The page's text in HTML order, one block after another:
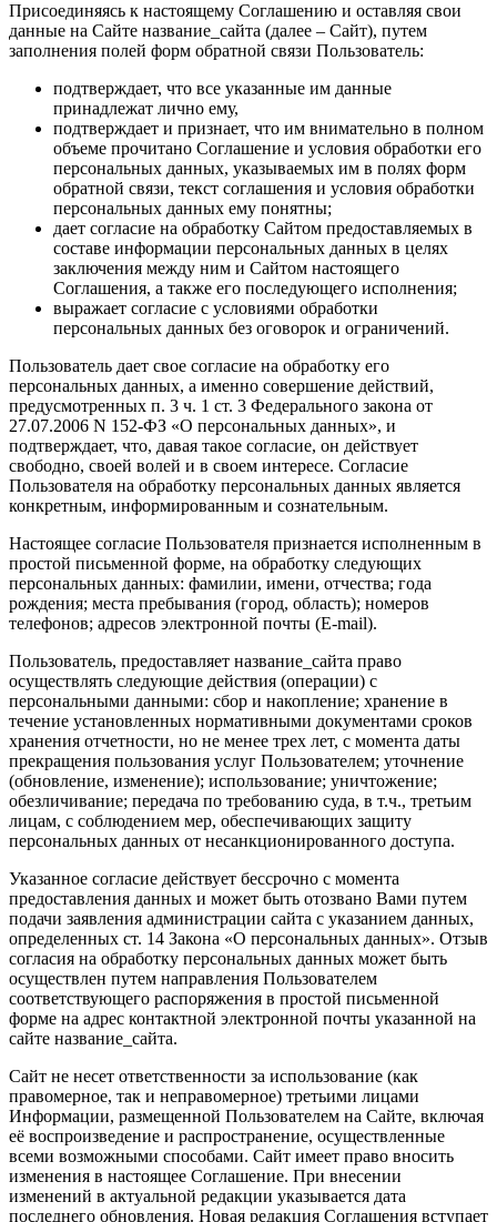
Присоединяясь к настоящему Соглашению и оставляя свои
данные на Сайте название_сайта (далее – Сайт), путем
заполнения полей форм обратной связи Пользователь:
подтверждает, что все указанные им данные
принадлежат лично ему,
подтверждает и признает, что им внимательно в полном
объеме прочитано Соглашение и условия обработки его
персональных данных, указываемых им в полях форм
обратной связи, текст соглашения и условия обработки
персональных данных ему понятны;
дает согласие на обработку Сайтом предоставляемых в
составе информации персональных данных в целях
заключения между ним и Сайтом настоящего
Соглашения, а также его последующего исполнения;
выражает согласие с условиями обработки
персональных данных без оговорок и ограничений.
Пользователь дает свое согласие на обработку его
персональных данных, а именно совершение действий,
предусмотренных п. 3 ч. 1 ст. 3 Федерального закона от
27.07.2006 N 152-ФЗ «О персональных данных», и
подтверждает, что, давая такое согласие, он действует
свободно, своей волей и в своем интересе. Согласие
Пользователя на обработку персональных данных является
конкретным, информированным и сознательным.
Настоящее согласие Пользователя признается исполненным в
простой письменной форме, на обработку следующих
персональных данных: фамилии, имени, отчества; года
рождения; места пребывания (город, область); номеров
телефонов; адресов электронной почты (E-mail).
Пользователь, предоставляет название_сайта право
осуществлять следующие действия (операции) с
персональными данными: сбор и накопление; хранение в
течение установленных нормативными документами сроков
хранения отчетности, но не менее трех лет, с момента даты
прекращения пользования услуг Пользователем; уточнение
(обновление, изменение); использование; уничтожение;
обезличивание; передача по требованию суда, в т.ч., третьим
лицам, с соблюдением мер, обеспечивающих защиту
персональных данных от несанкционированного доступа.
Указанное согласие действует бессрочно с момента
предоставления данных и может быть отозвано Вами путем
подачи заявления администрации сайта с указанием данных,
определенных ст. 14 Закона «О персональных данных». Отзыв
согласия на обработку персональных данных может быть
осуществлен путем направления Пользователем
соответствующего распоряжения в простой письменной
форме на адрес контактной электронной почты указанной на
сайте название_сайта.
Сайт не несет ответственности за использование (как
правомерное, так и неправомерное) третьими лицами
Информации, размещенной Пользователем на Сайте, включая
её воспроизведение и распространение, осуществленные
всеми возможными способами. Сайт имеет право вносить
изменения в настоящее Соглашение. При внесении
изменений в актуальной редакции указывается дата
последнего обновления. Новая редакция Соглашения вступает